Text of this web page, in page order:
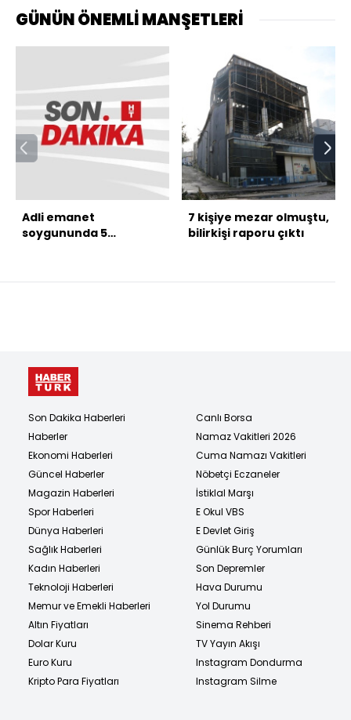
GÜNÜN ÖNEMLİ MANŞETLERİ
Adli emanet
soygununda 5
7 kişiye mezar olmuştu,
bilirkişi raporu çıktı
Son Dakika Haberleri
Haberler
Ekonomi Haberleri
Güncel Haberler
Magazin Haberleri
Spor Haberleri
Dünya Haberleri
Sağlık Haberleri
Kadın Haberleri
Teknoloji Haberleri
Memur ve Emekli Haberleri
Altın Fiyatları
Dolar Kuru
Euro Kuru
Kripto Para Fiyatları
Canlı Borsa
Namaz Vakitleri 2026
Cuma Namazı Vakitleri
Nöbetçi Eczaneler
İstiklal Marşı
E Okul VBS
E Devlet Giriş
Günlük Burç Yorumları
Son Depremler
Hava Durumu
Yol Durumu
Sinema Rehberi
TV Yayın Akışı
Instagram Dondurma
Instagram Silme